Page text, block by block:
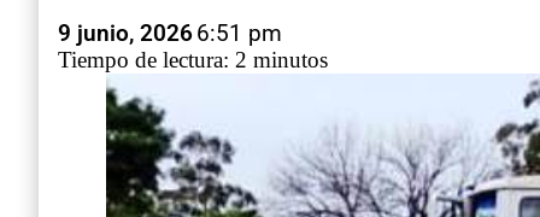
9 junio, 20266:51 pm
Tiempo de lectura: 2 minutos